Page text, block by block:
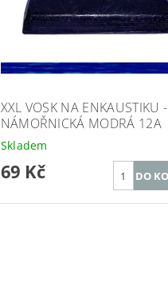
XXL VOSK NA ENKAUSTIKU -
NÁMOŘNICKÁ MODRÁ 12A
Skladem
69 Kč